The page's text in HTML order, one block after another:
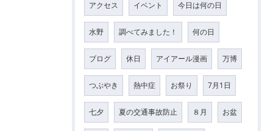
アクセス イベント 今日は何の日
水野 調べてみました！ 何の日
ブログ 休日 アイアール漫画 万博
つぶやき 熱中症 お祭り 7月1日
七夕 夏の交通事故防止 ８月 お盆